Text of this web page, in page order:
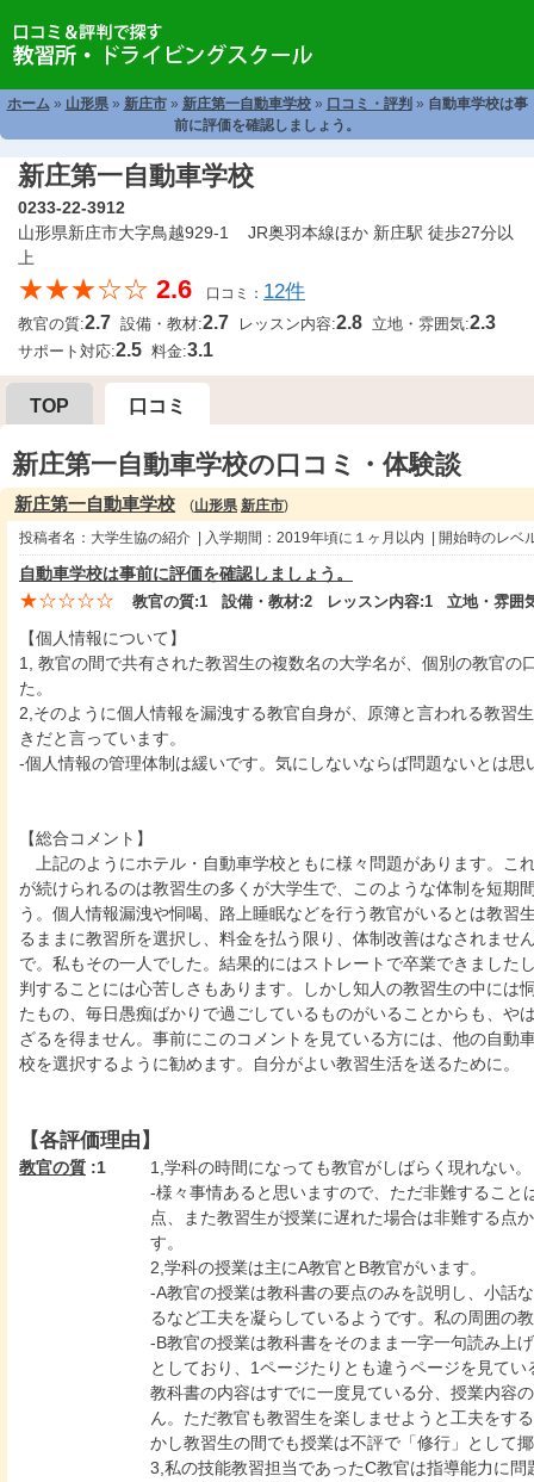
ホーム» 山形県» 新庄市» 新庄第一自動車学校» 口コミ・評判 » 自動車学校は事
前に評価を確認しましょう。
新庄第一自動車学校
0233-22-3912
山形県新庄市大字鳥越929-1 JR奥羽本線ほか 新庄駅 徒歩27分以
上
★★★☆☆ 2.6 口コミ： 12件
教官の質:2.7 設備・教材:2.7 レッスン内容:2.8 立地・雰囲気:2.3
サポート対応:2.5 料金:3.1
TOP 口コミ
新庄第一自動車学校の口コミ・体験談
新庄第一自動車学校 (山形県 新庄市)
投稿者名：大学生協の紹介 | 入学期間：2019年頃に１ヶ月以内 | 開始時のレベ
自動車学校は事前に評価を確認しましょう。
★☆☆☆☆ 教官の質:1 設備・教材:2 レッスン内容:1 立地・雰囲
【個人情報について】
1, 教官の間で共有された教習生の複数名の大学名が、個別の教官の
た。
2,そのように個人情報を漏洩する教官自身が、原簿と言われる教習
きだと言っています。
-個人情報の管理体制は緩いです。気にしないならば問題ないとは思
【総合コメント】
上記のようにホテル・自動車学校ともに様々問題があります。こ
が続けられるのは教習生の多くが大学生で、このような体制を短期
う。個人情報漏洩や恫喝、路上睡眠などを行う教官がいるとは教習
るままに教習所を選択し、料金を払う限り、体制改善はなされませ
で。私もその一人でした。結果的にはストレートで卒業できました
判することには心苦しさもあります。しかし知人の教習生の中には
たもの、毎日愚痴ばかりで過ごしているものがいることからも、や
ざるを得ません。事前にこのコメントを見ている方には、他の自動
校を選択するように勧めます。自分がよい教習生活を送るために。
【各評価理由】
教官の質 :1
1,学科の時間になっても教官がしばらく現れない。
-様々事情あると思いますので、ただ非難すること
点、また教習生が授業に遅れた場合は非難する点
す。
2,学科の授業は主にA教官とB教官がいます。
-A教官の授業は教科書の要点のみを説明し、小話
るなど工夫を凝らしているようです。私の周囲の
-B教官の授業は教科書をそのまま一字一句読み上
としており、1ページたりとも違うページを見て
教科書の内容はすでに一度見ている分、授業内容
ん。ただ教官も教習生を楽しませようと工夫をす
かし教習生の間でも授業は不評で「修行」として
3,私の技能教習担当であったC教官は指導能力に問